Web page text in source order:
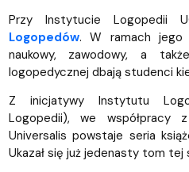
Przy Instytucie Logopedii
Logopedów. W ramach jego
naukowy, zawodowy, a
logopedycznej dbają studenci
Z inicjatywy Instytutu
Logopedii), we współpracy
Universalis powstaje seria
Ukazał się już jedenasty tom tej